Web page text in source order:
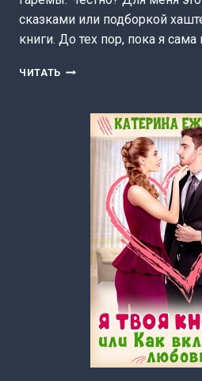
сказками или подборкой
книги. До тех пор, пока я
ЧИТАТЬ РАБЫ
ЛОВИЗ)